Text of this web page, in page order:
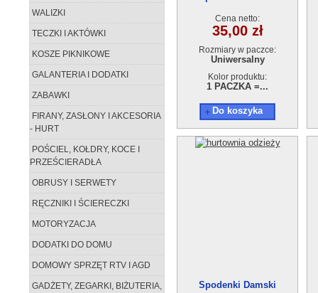
WALIZKI
TECZKI I AKTÓWKI
KOSZE PIKNIKOWE
GALANTERIA I DODATKI
ZABAWKI
FIRANY, ZASŁONY I AKCESORIA
- HURT
POŚCIEL, KOŁDRY, KOCE I
PRZEŚCIERADŁA
OBRUSY I SERWETY
RĘCZNIKI I ŚCIERECZKI
MOTORYZACJA
DODATKI DO DOMU
DOMOWY SPRZĘT RTV I AGD
GADŻETY, ZEGARKI, BIŻUTERIA,
Cena netto:
35,00 zł
Rozmiary w paczce:
Uniwersalny
Kolor produktu:
1 PACZKA =...
Do koszyka
Spodenki Damski